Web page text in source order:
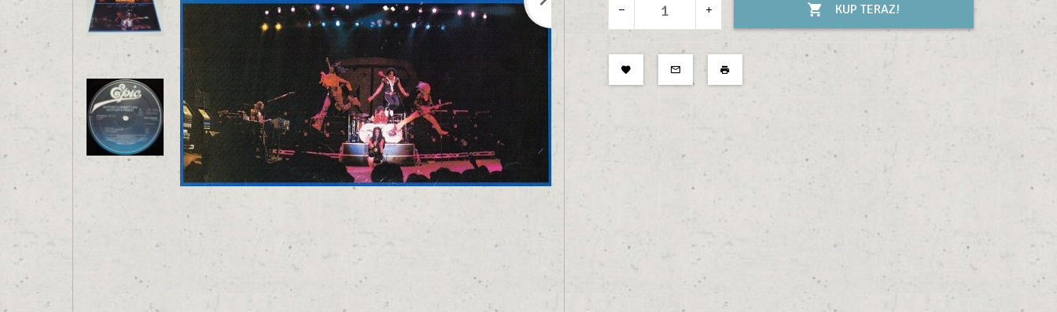
KUP TERAZ!